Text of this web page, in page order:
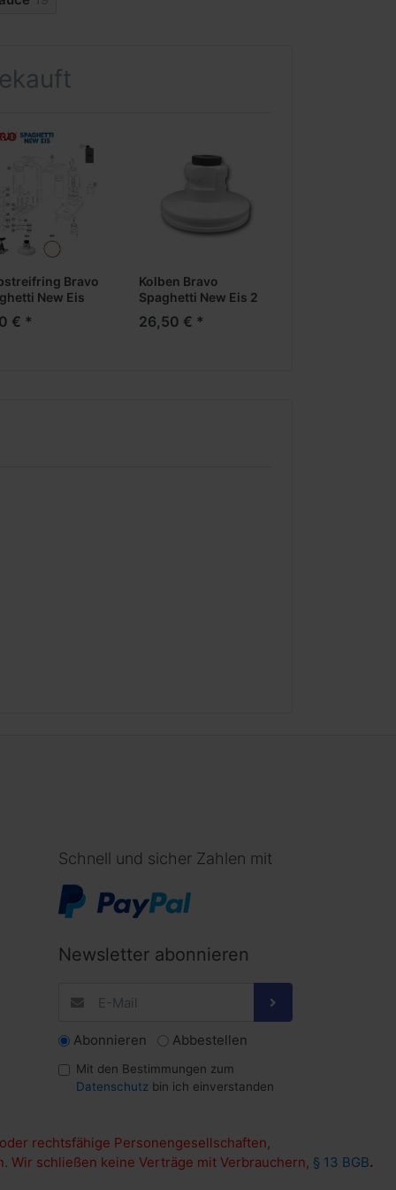
Bravo
New Eis
€ *
Kolben Bravo
Spaghetti New Eis 2
Kugeln, ohne O-Ring
26,50 € *
Schnell und sicher Zahlen mit
Newsletter abonnieren
Abonnieren Abbestellen
Mit den Bestimmungen zum
Datenschutzbin ich einverstanden
rechtsfähige Personengesellschaften,
Wir schließen keine Verträge mit Verbrauchern, § 13 BGB.